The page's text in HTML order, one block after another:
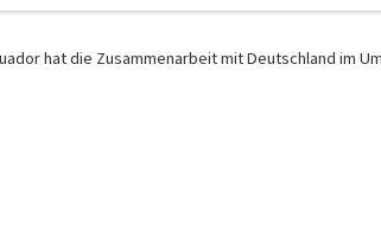
hat die Zusammenarbeit mit Deutschland im